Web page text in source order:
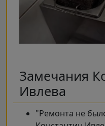
Замечания
Ивлева
"Ремонта не